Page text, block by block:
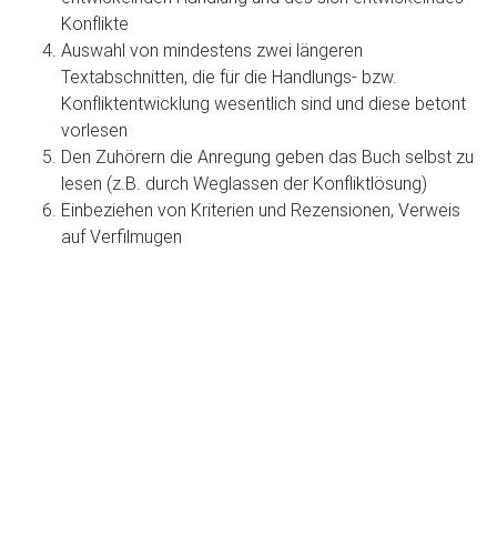
Konflikte
Auswahl von mindestens zwei längeren
Textabschnitten, die für die Handlungs- bzw.
Konfliktentwicklung wesentlich sind und diese betont
vorlesen
Den Zuhörern die Anregung geben das Buch selbst zu
lesen (z.B. durch Weglassen der Konfliktlösung)
Einbeziehen von Kriterien und Rezensionen, Verweis
auf Verfilmugen